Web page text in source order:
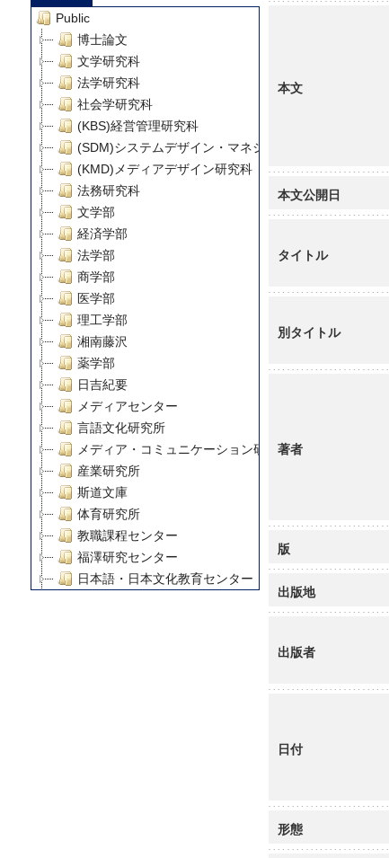
Public
博士論文
文学研究科
法学研究科
社会学研究科
(KBS)経営管理研究科
(SDM)システムデザイン・マネジメント研究科
(KMD)メディアデザイン研究科
法務研究科
文学部
経済学部
法学部
商学部
医学部
理工学部
湘南藤沢
薬学部
日吉紀要
メディアセンター
言語文化研究所
メディア・コミュニケーション研究所
産業研究所
斯道文庫
体育研究所
教職課程センター
福澤研究センター
日本語・日本文化教育センター
デジタルメディア・コンテンツ統合研究センター
慶應義塾大学グローバルCOEプログラム市民社会ガバ
慶應義塾大学グローバルCOEプログラム論理と感性の
博士課程教育リーディングプログラム「超成熟社会発
本文
本文公開日
タイトル
別タイトル
著者
版
出版地
出版者
日付
形態